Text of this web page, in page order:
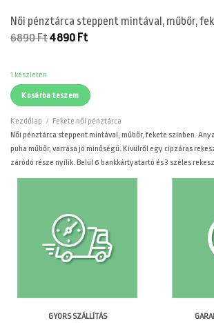
Női pénztárca steppent mintával, műbőr,
6890FtOriginal
4890 FtCurrent
1 készleten
Kosárba teszem
Kezdőlap / Fekete női pénztárca
Női pénztárca steppent mintával, műbőr, fekete színben.
puha műbőr, varrása jó minőségű. Kívülről egy cipzáras
záródó része nyílik. Belül 6 bankkártyatartó és 3 széles
GYORS SZÁLLÍTÁS